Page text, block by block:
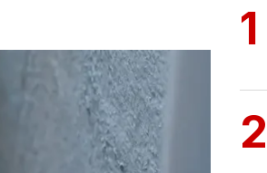
1
2